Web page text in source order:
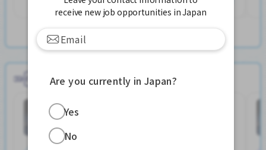
View more အလုပ်ရုံ jobs
အကြံပြုအလုပ်များ
receive new job opportunities in Japan
Are you currently in Japan?
Yes
No